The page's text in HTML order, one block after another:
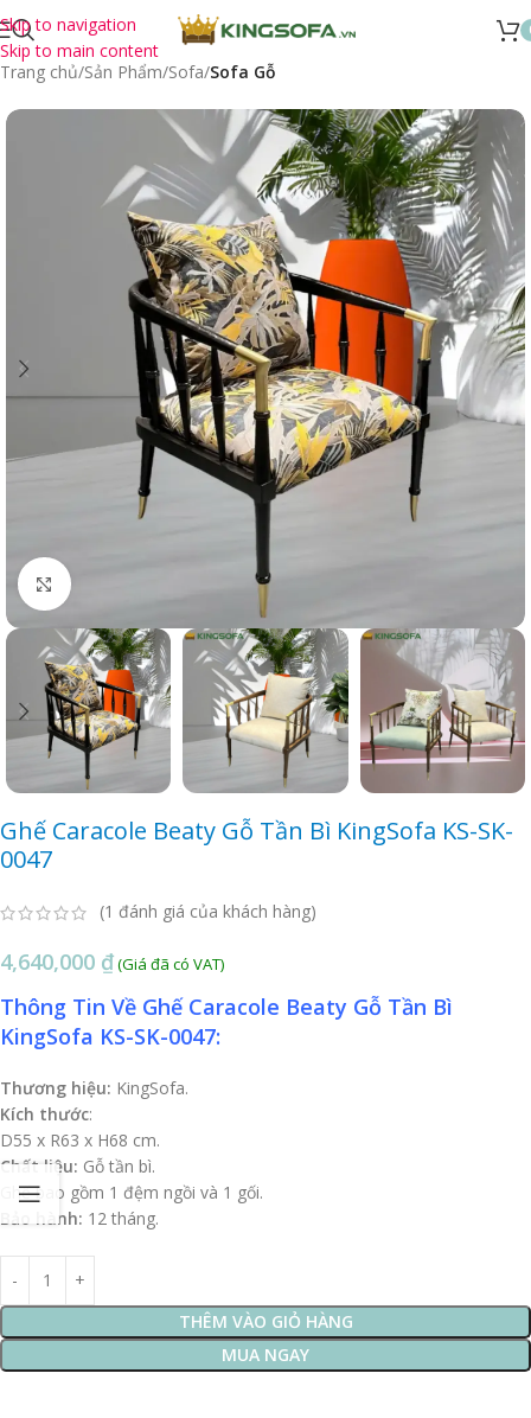
Skip to navigation
Skip to main content
Trang chủ Sản Phẩm Sofa Sofa Gỗ
Click to enlarge
Ghế Caracole Beaty Gỗ Tần Bì KingSofa KS-SK-
0047
(1 đánh giá của khách hàng)
4,640,000 ₫
Thông Tin Về Ghế Caracole Beaty Gỗ Tần Bì
KingSofa KS-SK-0047:
Thương hiệu: KingSofa.
Kích thước:
D55 x R63 x H68 cm.
Chất liệu: Gỗ tần bì.
Ghế bao gồm 1 đệm ngồi và 1 gối.
Bảo hành: 12 tháng.
THÊM VÀO GIỎ HÀNG
MUA NGAY